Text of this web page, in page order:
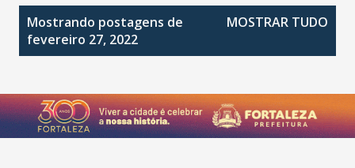
a
g
e
Mostrando postagens de
fevereiro 27, 2022
MOSTRAR TUDO